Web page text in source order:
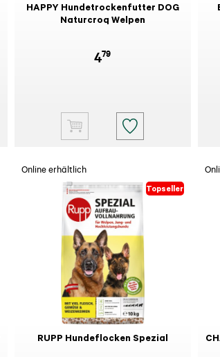
HAPPY Hundetrockenfutter DOG
Naturcroq Welpen
479
Online erhältlich
Topseller
RUPP Hundeflocken Spezial